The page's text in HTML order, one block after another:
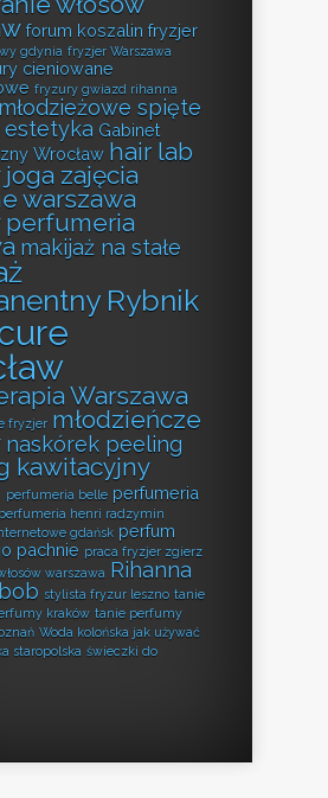
forum koszalin fryzjer
gdynia fryzjer Warszawa
cieniowane
fryzury gwiazd rihanna
spięte
Gabinet
Wrocław hair lab
joga zajęcia
warszawa
perfumeria
makijaż na stałe
Rybnik
Warszawa
fryzjer młodzieńcze
naskórek peeling
kawitacyjny
perfumeria belle perfumeria
perfumeria henri radzymin
gdańsk perfum
pachnie praca fryzjer zgierz
warszawa Rihanna
stylista fryzur leszno tanie
kraków tanie perfumy
Woda kolońska jak używać
staropolska świeczki do